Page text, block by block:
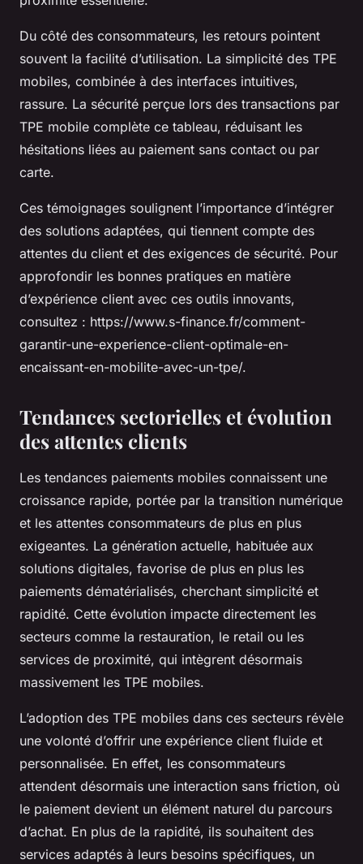
Du côté des consommateurs, les retours pointent
souvent la facilité d’utilisation. La simplicité des TPE
mobiles, combinée à des interfaces intuitives,
rassure. La sécurité perçue lors des transactions par
TPE mobile complète ce tableau, réduisant les
hésitations liées au paiement sans contact ou par
carte.
Ces témoignages soulignent l’importance d’intégrer
des solutions adaptées, qui tiennent compte des
attentes du client et des exigences de sécurité. Pour
approfondir les bonnes pratiques en matière
d’expérience client avec ces outils innovants,
consultez : https://www.s-finance.fr/comment-
garantir-une-experience-client-optimale-en-
encaissant-en-mobilite-avec-un-tpe/.
Tendances sectorielles et évolution
des attentes clients
Les tendances paiements mobiles connaissent une
croissance rapide, portée par la transition numérique
et les attentes consommateurs de plus en plus
exigeantes. La génération actuelle, habituée aux
solutions digitales, favorise de plus en plus les
paiements dématérialisés, cherchant simplicité et
rapidité. Cette évolution impacte directement les
secteurs comme la restauration, le retail ou les
services de proximité, qui intègrent désormais
massivement les TPE mobiles.
L’adoption des TPE mobiles dans ces secteurs révèle
une volonté d’offrir une expérience client fluide et
personnalisée. En effet, les consommateurs
attendent désormais une interaction sans friction, où
le paiement devient un élément naturel du parcours
d’achat. En plus de la rapidité, ils souhaitent des
services adaptés à leurs besoins spécifiques, un